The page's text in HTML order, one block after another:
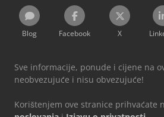
Blog Facebook X
Sve informacije, ponude i cijene na
neobvezujuće i nisu obvezujuće!
Korištenjem ove stranice prihvaćate